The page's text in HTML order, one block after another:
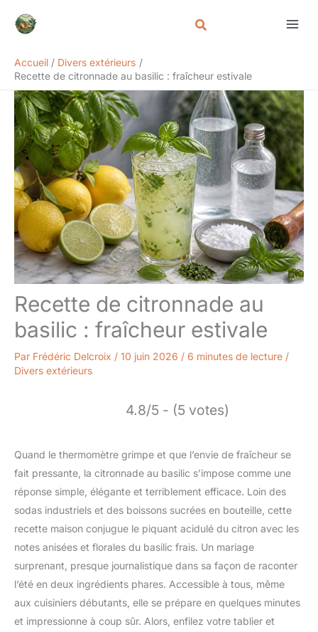
Accueil
Divers extérieurs
Recette de citronnade au basilic : fraîcheur estivale
Recette de citronnade au
basilic : fraîcheur estivale
Par Frédéric Delcroix / 10 juin 2026 / 6 minutes de lecture /
Divers extérieurs
4.8/5 - (5 votes)
Quand le thermomètre grimpe et que l’envie de fraîcheur se
fait pressante, la citronnade au basilic s’impose comme une
réponse simple, élégante et terriblement efficace. Loin des
sodas industriels et des boissons sucrées en bouteille, cette
recette maison conjugue le piquant acidulé du citron avec les
notes anisées et florales du basilic frais. Un mariage
surprenant, presque journalistique dans sa façon de raconter
l’été en deux ingrédients phares. Accessible à tous, même
aux cuisiniers débutants, elle se prépare en quelques minutes
et impressionne à coup sûr. Alors, enfilez votre tablier et